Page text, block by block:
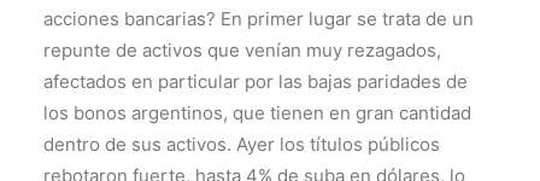
acciones bancarias? En primer lugar se trata de un
repunte de activos que venían muy rezagados,
afectados en particular por las bajas paridades de
los bonos argentinos, que tienen en gran cantidad
dentro de sus activos. Ayer los títulos públicos
rebotaron fuerte, hasta 4% de suba en dólares, lo